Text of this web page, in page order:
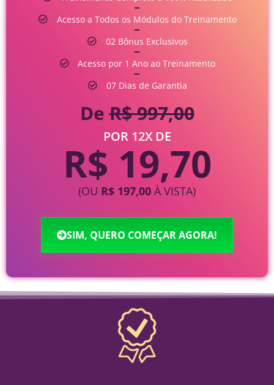
Acesso a Todos os Módulos do Treinamento
02 Bônus Exclusivos
Acesso por 1 Ano ao Treinamento
07 Dias de Garantia
DeR$ 997,00
POR 12X DE
R$ 19,70
(OU R$ 197,00 À VISTA)
SIM, QUERO COMEÇAR AGORA!